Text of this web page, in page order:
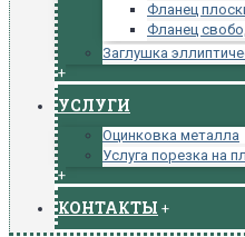
Фланец
Фланец
Заглушка
+
УСЛУГИ
Оцинковка металла
Услуга порезка на
+
КОНТАКТЫ +